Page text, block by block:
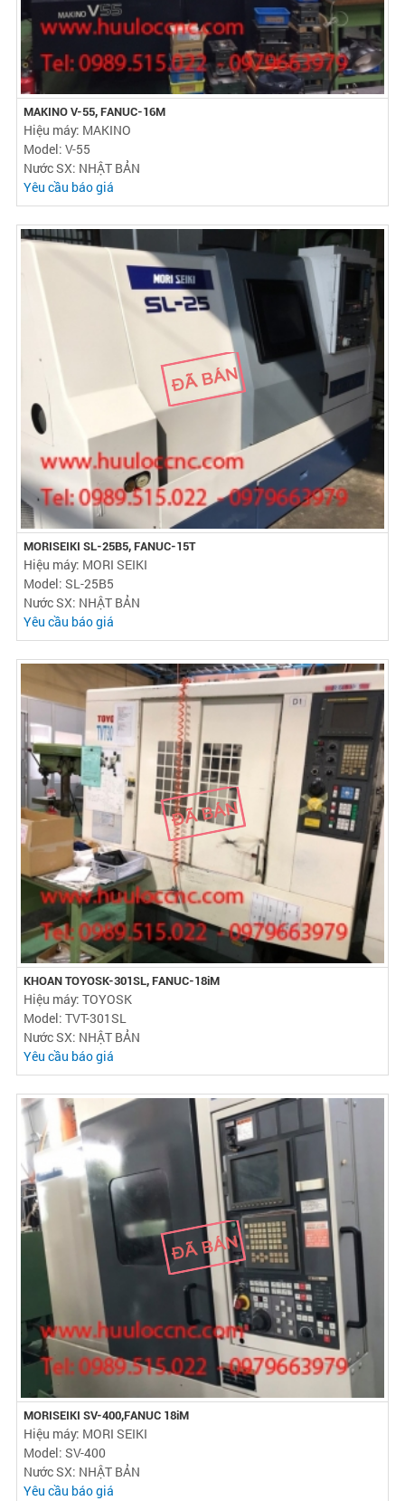
MAKINO V-55, FANUC-16M
Hiệu máy: MAKINO
Model: V-55
Nước SX: NHẬT BẢN
Yêu cầu báo giá
MORISEIKI SL-25B5, FANUC-15T
Hiệu máy: MORI SEIKI
Model: SL-25B5
Nước SX: NHẬT BẢN
Yêu cầu báo giá
KHOAN TOYOSK-301SL, FANUC-18iM
Hiệu máy: TOYOSK
Model: TVT-301SL
Nước SX: NHẬT BẢN
Yêu cầu báo giá
MORISEIKI SV-400,FANUC 18iM
Hiệu máy: MORI SEIKI
Model: SV-400
Nước SX: NHẬT BẢN
Yêu cầu báo giá